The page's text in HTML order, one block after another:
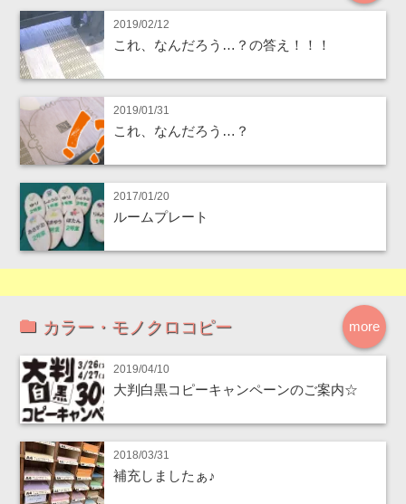
2019/02/12
これ、なんだろう…？の答え！！！
2019/01/31
これ、なんだろう…？
2017/01/20
ルームプレート
more
カラー・モノクロコピー
2019/04/10
大判白黒コピーキャンペーンのご案内☆
2018/03/31
補充しましたぁ♪